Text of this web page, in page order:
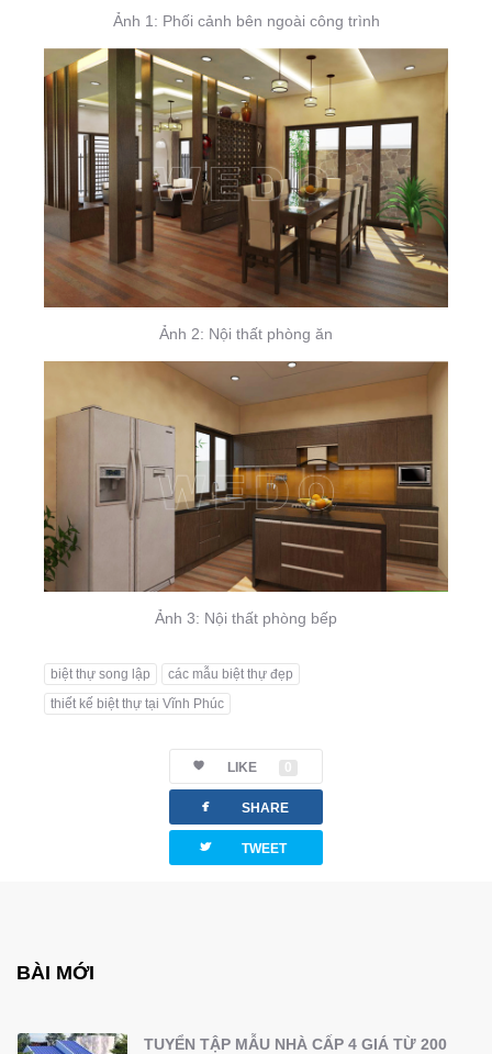
Ảnh 1: Phối cảnh bên ngoài công trình
Ảnh 2: Nội thất phòng ăn
Ảnh 3: Nội thất phòng bếp
biệt thự song lập
các mẫu biệt thự đẹp
thiết kế biệt thự tại Vĩnh Phúc
LIKE 0
facebook SHARE
twitterbird TWEET
BÀI MỚI
TUYỂN TẬP MẪU NHÀ CẤP 4 GIÁ TỪ 200